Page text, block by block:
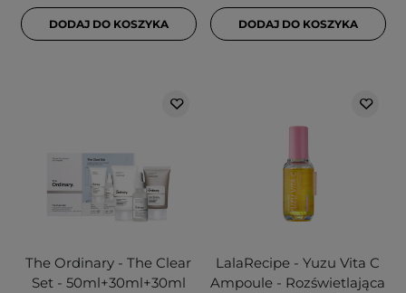
DODAJ DO KOSZYKA DODAJ DO KOSZYKA
The Ordinary - The Clear
Set - 50ml+30ml+30ml
LalaRecipe - Yuzu Vita C
Ampoule - Rozświetlająca